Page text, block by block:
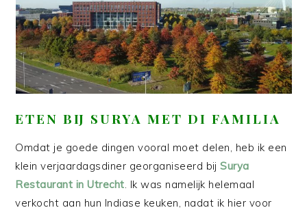
ETEN BIJ SURYA MET DI FAMILIA
Omdat je goede dingen vooral moet delen, heb ik een
klein verjaardagsdiner georganiseerd bijSurya
Restaurant in Utrecht. Ik was namelijk helemaal
verkocht aan hun Indiase keuken, nadat ik hier voor